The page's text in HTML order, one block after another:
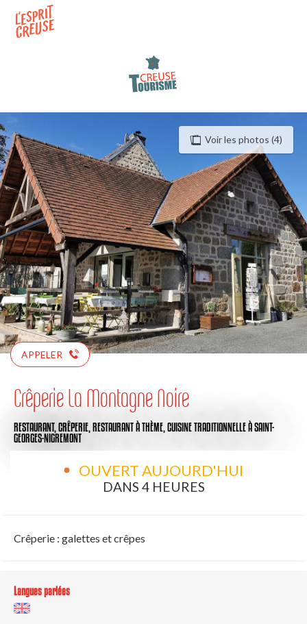
contenu
Voir les photos (4)
APPELER
Crêperie La Montagne Noire
RESTAURANT, CRÊPERIE, RESTAURANT À THÈME, CUISINE TRADITIONNELLEÀ SAINT-
GEORGES-NIGREMONT
OUVERT AUJOURD'HUI
DANS 4 HEURES
Crêperie : galettes et crêpes
Langues parlées